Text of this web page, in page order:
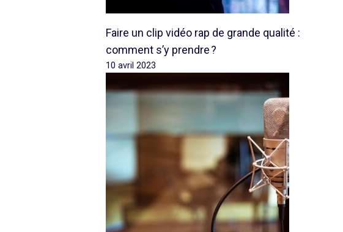
Faire un clip vidéo rap de grande qualité :
comment s’y prendre ?
10 avril 2023